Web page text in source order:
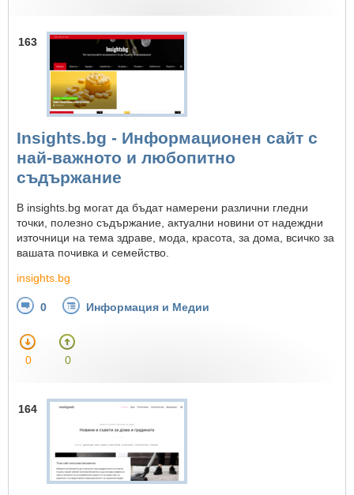
163
Insights.bg - Информационен сайт с
най-важното и любопитно
съдържание
В insights.bg могат да бъдат намерени различни гледни
точки, полезно съдържание, актуални новини от надеждни
източници на тема здраве, мода, красота, за дома, всичко за
вашата почивка и семейство.
insights.bg
0 Информация и Медии
0 0
164